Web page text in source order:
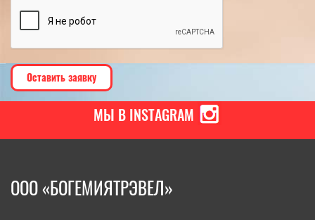
МЫ В INSTAGRAM
ООО «БОГЕМИЯТРЭВЕЛ»